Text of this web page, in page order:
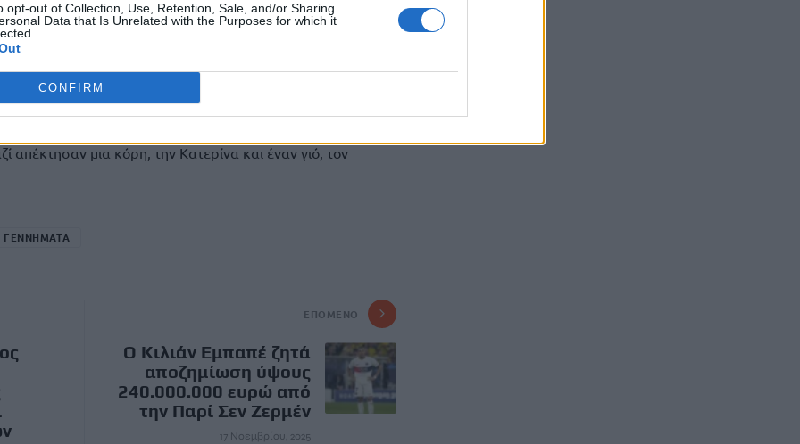
opt-out of Collection, Use, Retention, Sale, and/or Sharing
Data that Is Unrelated with the Purposes for which it
CONFIRM
ΠΑΣΟΚ, Γεωργίου Γεννηματά. Η ίδια ήταν Ελληνίδα
του Κινήματος Αλλαγής (2018-2021) και πρόεδρος του
αποκτήσει τρία παιδιά. Πρώτος σύζυγος της Φώφης
Παντρεύτηκαν όταν η Γεννηματά ήταν 22 ετών και
Ο δεύτερος σύζυγός της ήταν ο Ανδρέας Τσούνης τον
απέκτησαν μια κόρη, την Κατερίνα και έναν γιό, τον
ΕΠΌΜΕΝΟ
Ο Κιλιάν Εμπαπέ ζητά
αποζημίωση ύψους
240.000.000 ευρώ από
την Παρί Σεν Ζερμέν
17 Νοεμβρίου, 2025